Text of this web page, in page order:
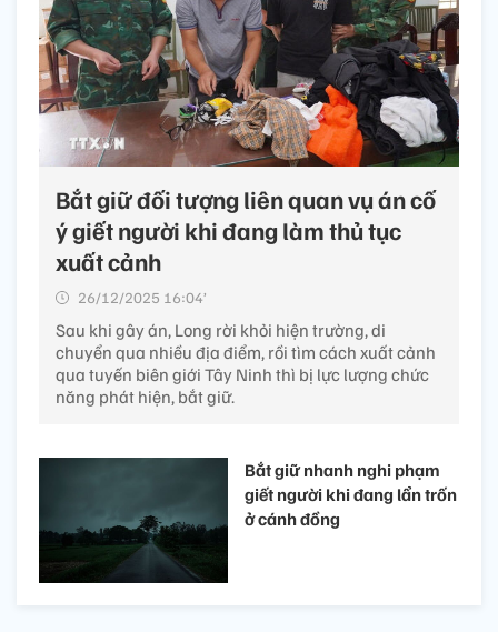
Bắt giữ đối tượng liên quan vụ án cố
ý giết người khi đang làm thủ tục
xuất cảnh
26/12/2025 16:04’
Sau khi gây án, Long rời khỏi hiện trường, di
chuyển qua nhiều địa điểm, rồi tìm cách xuất cảnh
qua tuyến biên giới Tây Ninh thì bị lực lượng chức
năng phát hiện, bắt giữ.
Bắt giữ nhanh nghi phạm
giết người khi đang lẩn trốn
ở cánh đồng